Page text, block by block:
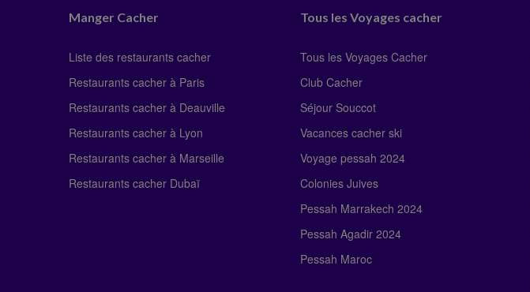
Manger Cacher
Liste des restaurants cacher
Restaurants cacher à Paris
Restaurants cacher à Deauville
Restaurants cacher à Lyon
Restaurants cacher à Marseille
Restaurants cacher Dubaï
Tous les Voyages cacher
Tous les Voyages Cacher
Club Cacher
Séjour Souccot
Vacances cacher ski
Voyage pessah 2024
Colonies Juives
Pessah Marrakech 2024
Pessah Agadir 2024
Pessah Maroc